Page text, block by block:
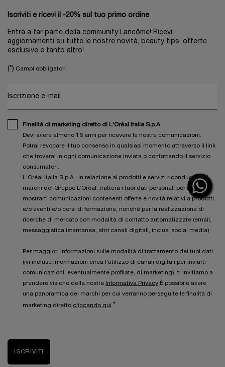
Iscriviti e ricevi il -20% sul tuo primo ordine
Entra a far parte della community Lancôme! Ricevi
aggiornamenti su tutte le nostre novità, beauty tips, offerte
esclusive e tanto altro!
(*) Campi obbligatori
Iscrizione e-mail
Finalità di marketing diretto di L'Oréal Italia S.p.A
Devi avere almeno 16 anni per ricevere le nostre comunicazioni.
Potrai revocare il tuo consenso in qualsiasi momento attraverso il link
che troverai in ogni comunicazione inviata o contattando il servizio
consumatori.
L'Oréal Italia S.p.A., in relazione ai prodotti e servizi riconducibili ai
marchi del Gruppo L’Oréal, tratterà i tuoi dati personali per inviarti e
mostrarti comunicazioni contenenti offerte e novità relativi a prodotti
e/o eventi e/o corsi di formazione, nonché per la realizzazione di
ricerche di mercato con modalità di contatto automatizzate (email,
messaggistica istantanea, altri canali digitali, inclusi social media)
Per maggiori informazioni sulle modalità di trattamento dei tuoi dati
(ivi incluse informazioni circa l’utilizzo di canali digitali per inviarti
comunicazioni, eventualmente profilate, di marketing), ti invitiamo a
prendere visione della nostra
Informativa Privacy .È possibile avere
una panoramica dei marchi per cui verranno perseguite le finalità di
marketing diretto cliccando qui *
ISCRIVITI